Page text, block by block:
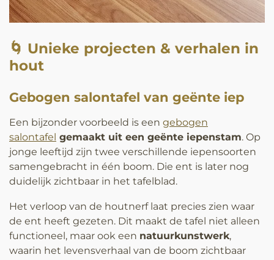
🌀 Unieke projecten & verhalen in
hout
Gebogen salontafel van geënte iep
Een bijzonder voorbeeld is een gebogen
salontafel gemaakt uit een geënte iepenstam. Op
jonge leeftijd zijn twee verschillende iepensoorten
samengebracht in één boom. Die ent is later nog
duidelijk zichtbaar in het tafelblad.
Het verloop van de houtnerf laat precies zien waar
de ent heeft gezeten. Dit maakt de tafel niet alleen
functioneel, maar ook een natuurkunstwerk,
waarin het levensverhaal van de boom zichtbaar